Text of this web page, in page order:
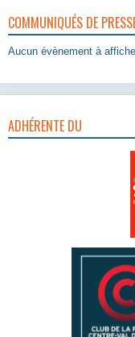
COMMUNIQUÉS DE
Aucun évènement à
ADHÉRENTE DU